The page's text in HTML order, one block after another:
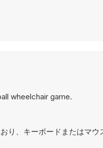
wheelchair game.
、キーボードまたはマウ